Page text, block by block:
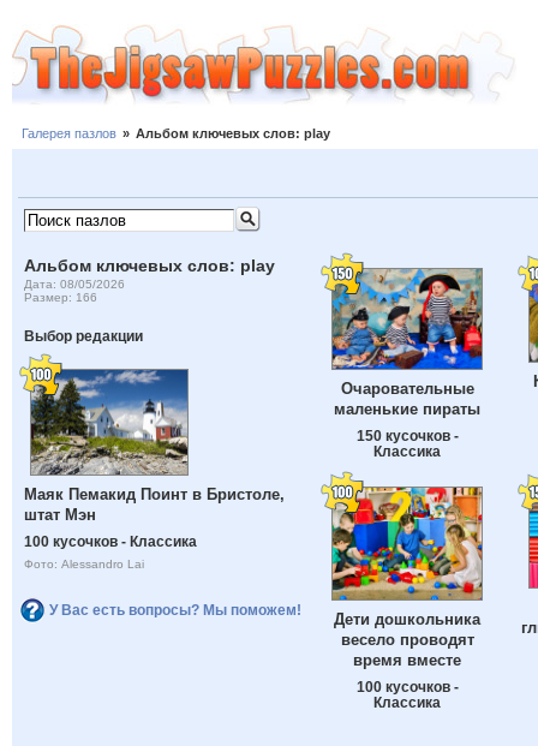
Галерея пазлов » Альбом ключевых слов: play
Альбом ключевых слов: play
Дата: 08/05/2026
Размер: 166
Выбор редакции
Маяк Пемакид Поинт в Бристоле,
штат Мэн
100 кусочков - Классика
Фото: Alessandro Lai
У Вас есть вопросы? Мы поможем!
Очаровательные
маленькие пираты
150 кусочков -
Классика
Дети дошкольника
весело проводят
время вместе
100 кусочков -
Классика